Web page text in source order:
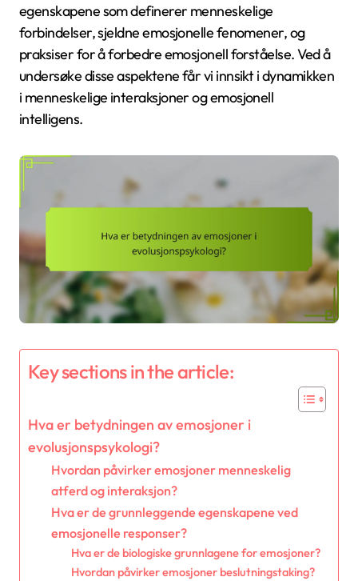
egenskapene som definerer menneskelige
forbindelser, sjeldne emosjonelle fenomener, og
praksiser for å forbedre emosjonell forståelse. Ved å
undersøke disse aspektene får vi innsikt i dynamikken
i menneskelige interaksjoner og emosjonell
intelligens.
Key sections in the article:
Hva er betydningen av emosjoner i
evolusjonspsykologi?
Hvordan påvirker emosjoner menneskelig
atferd og interaksjon?
Hva er de grunnleggende egenskapene ved
emosjonelle responser?
Hva er de biologiske grunnlagene for emosjoner?
Hvordan påvirker emosjoner beslutningstaking?